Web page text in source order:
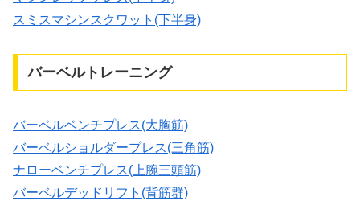
スミスマシンスクワット(下半身)
バーベルトレーニング
バーベルベンチプレス(大胸筋)
バーベルショルダープレス(三角筋)
ナローベンチプレス(上腕三頭筋)
バーベルデッドリフト(背筋群)